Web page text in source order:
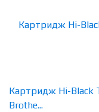
Картридж Hi-Black
Brothe...